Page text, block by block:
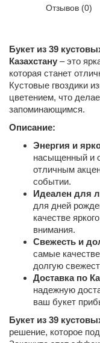
Отзывов (0)
Букет из 39
Казахстану – это
которая станет
Кустовые гвоздики
цветением, что
запоминающимся.
Описание:
Энергия и
насыщенный и
отличным
событии.
Идеален для
для дней
качестве
внимания.
Свежесть и
самые
долгую
Доставка по
надежную
ваш букет
Букет из 39
решение, которое